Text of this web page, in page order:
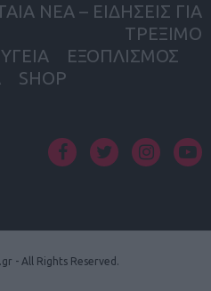
ΝΕΑ – ΕΙΔΗΣΕΙΣ ΓΙΑ
ΤΡΕΞΙΜΟ
ΥΓΕΙΑ
ΕΞΟΠΛΙΣΜΟΣ
SHOP
- All Rights Reserved.